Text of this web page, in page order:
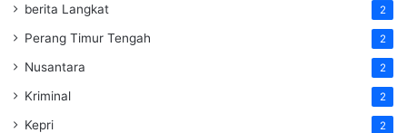
berita Langkat 2
Perang Timur Tengah 2
Nusantara 2
Kriminal 2
Kepri 2